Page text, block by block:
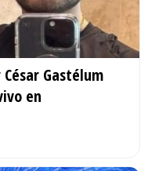
Gastélum
en